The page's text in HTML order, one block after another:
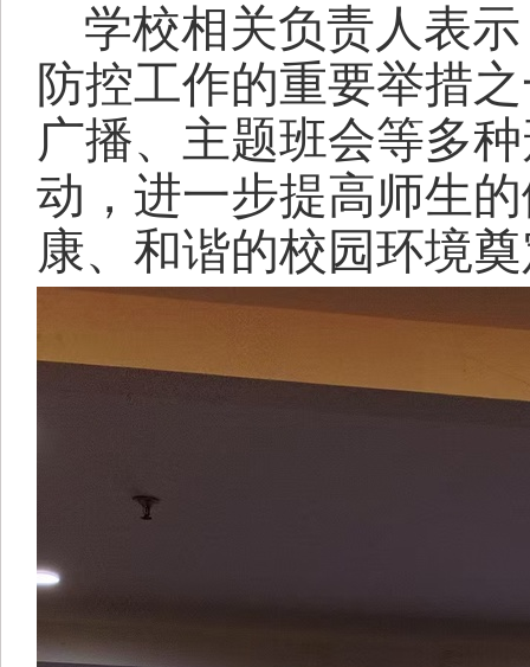
学校相关负责人表
防控工作的重要举措
广播、主题班会等多
动，进一步提高师生
康、和谐的校园环境